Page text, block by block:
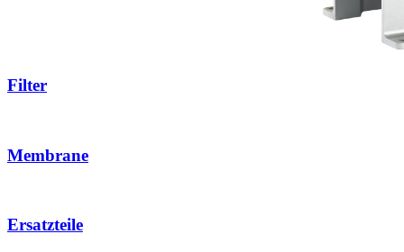
Filter
Membrane
Ersatzteile